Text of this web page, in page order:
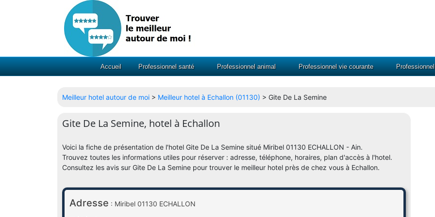
Accueil Professionnel santé Professionnel animal Professionnel vie courante
Meilleur hotel autour de moi > Meilleur hotel à Echallon (01130) > Gite De La Semine
Gite De La Semine, hotel à Echallon
Voici la fiche de présentation de l'hotel Gite De La Semine situé Miribel 01130 ECHALLON - Ain.
Trouvez toutes les informations utiles pour réserver : adresse, téléphone, horaires, plan d'accès à l'hotel.
Consultez les avis sur Gite De La Semine pour trouver le meilleur hotel près de chez vous à Echallon.
Adresse : Miribel 01130 ECHALLON